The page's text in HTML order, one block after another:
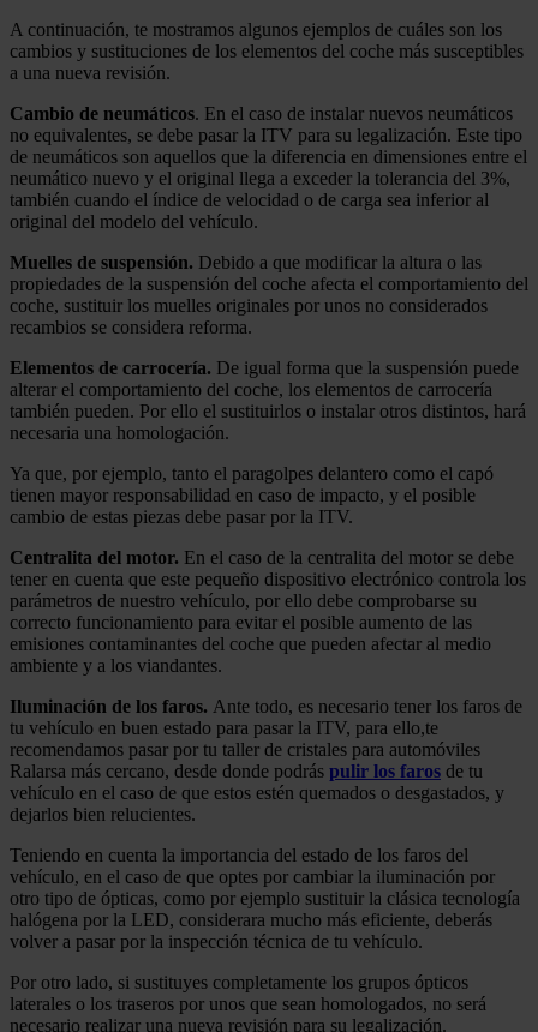
A continuación, te mostramos algunos ejemplos de cuáles son los
cambios y sustituciones de los elementos del coche más susceptibles
a una nueva revisión.
Cambio de neumáticos. En el caso de instalar nuevos neumáticos
no equivalentes, se debe pasar la ITV para su legalización. Este tipo
de neumáticos son aquellos que la diferencia en dimensiones entre el
neumático nuevo y el original llega a exceder la tolerancia del 3%,
también cuando el índice de velocidad o de carga sea inferior al
original del modelo del vehículo.
Muelles de suspensión. Debido a que modificar la altura o las
propiedades de la suspensión del coche afecta el comportamiento del
coche, sustituir los muelles originales por unos no considerados
recambios se considera reforma.
Elementos de carrocería. De igual forma que la suspensión puede
alterar el comportamiento del coche, los elementos de carrocería
también pueden. Por ello el sustituirlos o instalar otros distintos, hará
necesaria una homologación.
Ya que, por ejemplo, tanto el paragolpes delantero como el capó
tienen mayor responsabilidad en caso de impacto, y el posible
cambio de estas piezas debe pasar por la ITV.
Centralita del motor. En el caso de la centralita del motor se debe
tener en cuenta que este pequeño dispositivo electrónico controla los
parámetros de nuestro vehículo, por ello debe comprobarse su
correcto funcionamiento para evitar el posible aumento de las
emisiones contaminantes del coche que pueden afectar al medio
ambiente y a los viandantes.
Iluminación de los faros. Ante todo, es necesario tener los faros de
tu vehículo en buen estado para pasar la ITV, para ello,te
recomendamos pasar por tu taller de cristales para automóviles
Ralarsa más cercano, desde donde podrás pulir los faros de tu
vehículo en el caso de que estos estén quemados o desgastados, y
dejarlos bien relucientes.
Teniendo en cuenta la importancia del estado de los faros del
vehículo, en el caso de que optes por cambiar la iluminación por
otro tipo de ópticas, como por ejemplo sustituir la clásica tecnología
halógena por la LED, considerara mucho más eficiente, deberás
volver a pasar por la inspección técnica de tu vehículo.
Por otro lado, si sustituyes completamente los grupos ópticos
laterales o los traseros por unos que sean homologados, no será
necesario realizar una nueva revisión para su legalización.